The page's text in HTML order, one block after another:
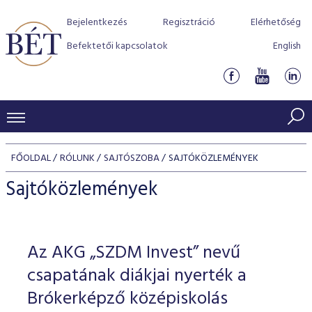
Bejelentkezés Regisztráció
Elérhetőség
Befektetői kapcsolatok
English
KERESKEDÉSI ADATOK
INDEXEK
Jelzáloglevél indexek
Vállalati kötvény indexek
Azonnali Piac
Részvények
Származékos piac
BEFEKTETŐK
Részvény szekció
Hitelpapír szekció
BÉT szabályzatok
Befektetővédelem
Alkalmazott díjstruktúra
Elszámolás
Részvény és vállalati kötvény tőzsdei bevezetését
program
BÉT Xtend - Részvénypiac egyszerűen
TŐZSDETAGOK
Tőzsdetagok, üzletkötők
VENDOROK
FŐOLDAL RÓLUNK SAJTÓSZOBA SAJTÓKÖZLEMÉNYEK
Sajtóközlemények
Az AKG „SZDM Invest” nevű
csapatának diákjai nyerték a
Brókerképző középiskolás